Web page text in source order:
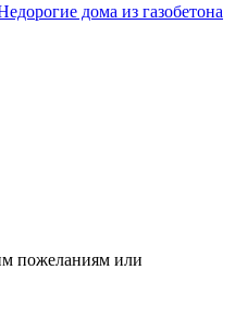
дома из газобетона
пожеланиям или